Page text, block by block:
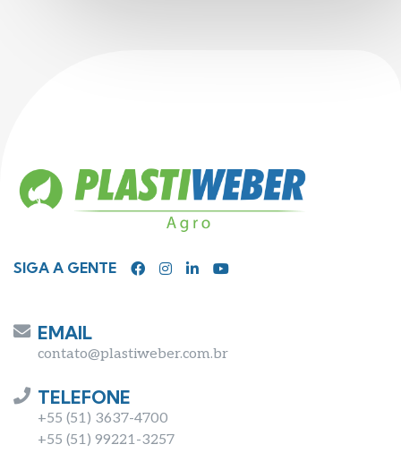
SIGA A GENTE
EMAIL
contato@plastiweber.com.br
TELEFONE
+55 (51) 3637-4700
+55 (51) 99221-3257